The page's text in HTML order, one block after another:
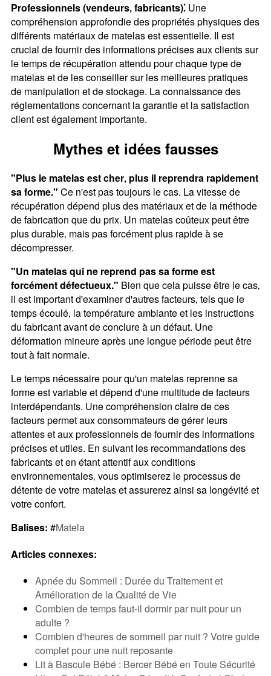
Professionnels (vendeurs‚ fabricants)⁚Une
compréhension approfondie des propriétés physiques des
différents matériaux de matelas est essentielle. Il est
crucial de fournir des informations précises aux clients sur
le temps de récupération attendu pour chaque type de
matelas et de les conseiller sur les meilleures pratiques
de manipulation et de stockage. La connaissance des
réglementations concernant la garantie et la satisfaction
client est également importante.
Mythes et idées fausses
"Plus le matelas est cher‚ plus il reprendra rapidement
sa forme." Ce n'est pas toujours le cas. La vitesse de
récupération dépend plus des matériaux et de la méthode
de fabrication que du prix. Un matelas coûteux peut être
plus durable‚ mais pas forcément plus rapide à se
décompresser.
"Un matelas qui ne reprend pas sa forme est
forcément défectueux." Bien que cela puisse être le cas‚
il est important d'examiner d'autres facteurs‚ tels que le
temps écoulé‚ la température ambiante et les instructions
du fabricant avant de conclure à un défaut. Une
déformation mineure après une longue période peut être
tout à fait normale.
Le temps nécessaire pour qu'un matelas reprenne sa
forme est variable et dépend d'une multitude de facteurs
interdépendants. Une compréhension claire de ces
facteurs permet aux consommateurs de gérer leurs
attentes et aux professionnels de fournir des informations
précises et utiles. En suivant les recommandations des
fabricants et en étant attentif aux conditions
environnementales‚ vous optimiserez le processus de
détente de votre matelas et assurerez ainsi sa longévité et
votre confort.
Balises: #Matela
Articles connexes:
Apnée du Sommeil : Durée du Traitement et
Amélioration de la Qualité de Vie
Combien de temps faut-il dormir par nuit pour un
adulte ?
Combien d'heures de sommeil par nuit ? Votre guide
complet pour une nuit reposante
Lit à Bascule Bébé : Bercer Bébé en Toute Sécurité